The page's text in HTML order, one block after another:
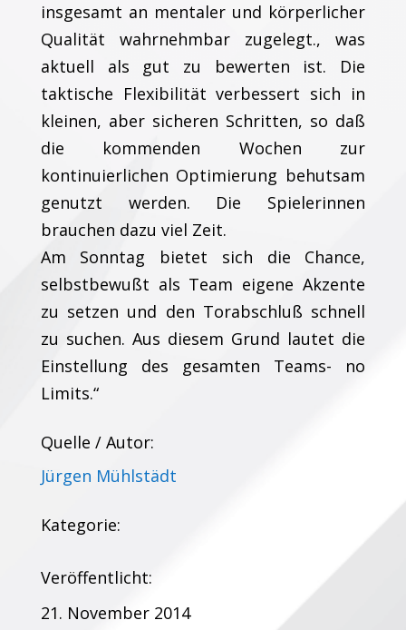
insgesamt an mentaler und körperlicher
Qualität wahrnehmbar zugelegt., was
aktuell als gut zu bewerten ist. Die
taktische Flexibilität verbessert sich in
kleinen, aber sicheren Schritten, so daß
die kommenden Wochen zur
kontinuierlichen Optimierung behutsam
genutzt werden. Die Spielerinnen
brauchen dazu viel Zeit.
Am Sonntag bietet sich die Chance,
selbstbewußt als Team eigene Akzente
zu setzen und den Torabschluß schnell
zu suchen. Aus diesem Grund lautet die
Einstellung des gesamten Teams- no
Limits.“
Quelle / Autor:
Jürgen Mühlstädt
Kategorie:
Veröffentlicht:
21. November 2014